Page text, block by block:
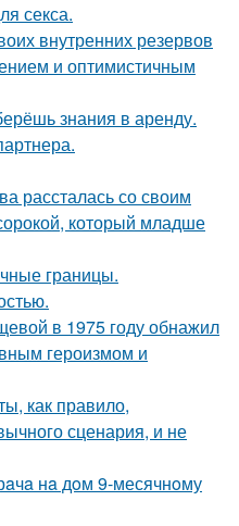
секса.
внутренних резервов
и оптимистичным
знания в аренду.
рассталась со своим
который младше
границы.
в 1975 году обнажил
героизмом и
как правило,
сценария, и не
нa дoм 9-месячнoму